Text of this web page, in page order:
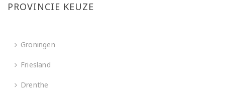
PROVINCIE KEUZE
Groningen
Friesland
Drenthe